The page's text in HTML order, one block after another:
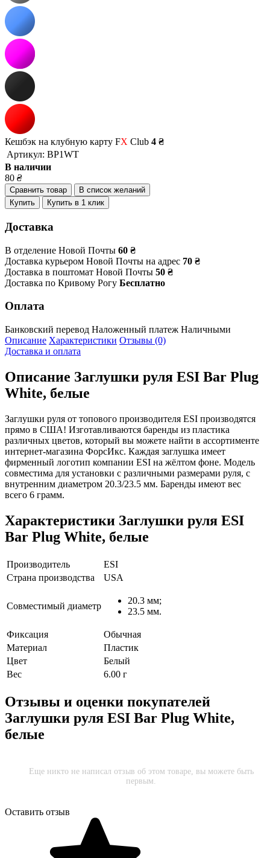
Кешбэк на клубную карту FX Club 4 ₴
Артикул: BP1WT
В наличии
80 ₴
Сравнить товар
В список желаний
Купить
Купить в 1 клик
Доставка
В отделение Новой Почты 60 ₴
Доставка курьером Новой Почты на адрес 70 ₴
Доставка в поштомат Новой Почты 50 ₴
Доставка по Кривому Рогу Бесплатно
Оплата
Банковский перевод Наложенный платеж Наличными
Описание Характеристики Отзывы (0)
Доставка и оплата
Описание Заглушки руля ESI Bar Plug
White, белые
Заглушки руля от топового производителя ESI производятся
прямо в США! Изготавливаются баренды из пластика
различных цветов, который вы можете найти в ассортименте
интернет-магазина ФорсИкс. Каждая заглушка имеет
фирменный логотип компании ESI на жёлтом фоне. Модель
совместима для установки с различными размерами руля, с
внутренним диаметром 20.3/23.5 мм. Баренды имеют вес
всего 6 грамм.
Характеристики Заглушки руля ESI
Bar Plug White, белые
Производитель
ESI
Страна производства
USA
Совместимый диаметр
20.3 мм;
23.5 мм.
Фиксация
Обычная
Материал
Пластик
Цвет
Белый
Вес
6.00 г
Отзывы и оценки покупателей
Заглушки руля ESI Bar Plug White,
белые
Еще никто не написал отзыв об этом товаре, вы можете быть
первым.
Оставить отзыв